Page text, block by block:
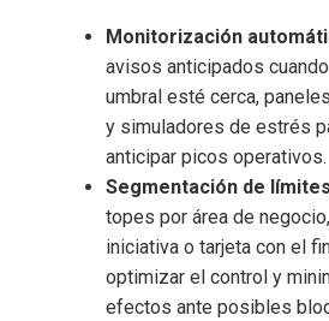
Monitorización
avisos anticipados
umbral esté cerca,
y simuladores de estrés
anticipar picos operativos.
Segmentación de
topes por área de negocio,
iniciativa o tarjeta con el
optimizar el control y
efectos ante posibles